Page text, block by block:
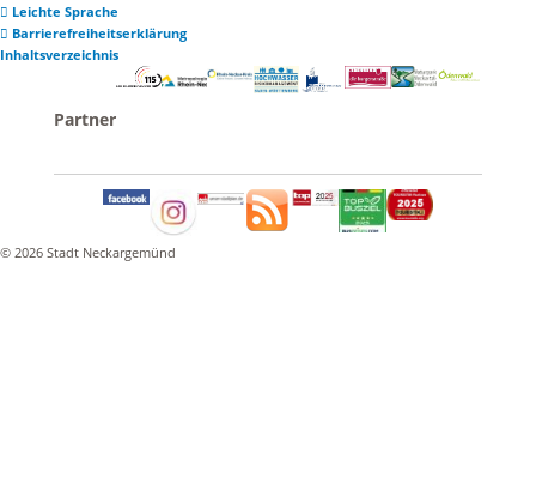
Leichte Sprache
Barrierefreiheitserklärung
Inhaltsverzeichnis
© 2026 Stadt Neckargemünd